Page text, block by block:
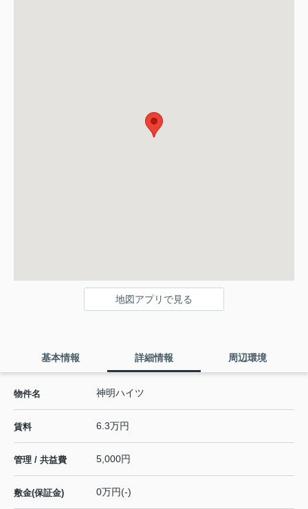
地図アプリで見る
基本情報 詳細情報 周辺環境
物件名 神明ハイツ
賃料 6.3万円
管理 / 共益費 5,000円
敷金(保証金) 0万円(-)